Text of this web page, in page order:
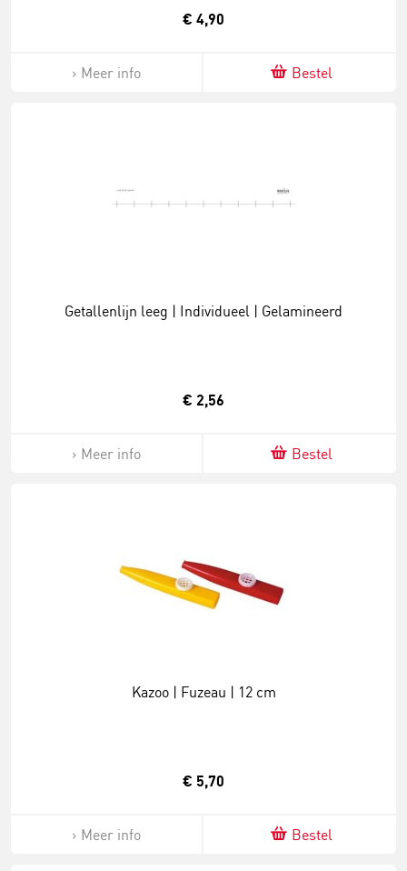
€ 4,90
Meer info Bestel
Getallenlijn leeg | Individueel | Gelamineerd
€ 2,56
Meer info Bestel
Kazoo | Fuzeau | 12 cm
€ 5,70
Meer info Bestel